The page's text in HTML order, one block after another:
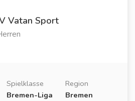
Vatan Sport
Spielklasse
Bremen-Liga
Region
Bremen